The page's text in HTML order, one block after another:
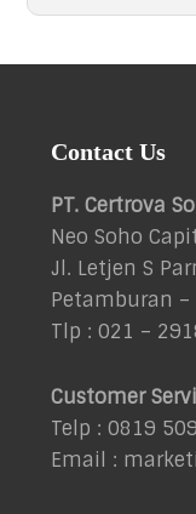
Contact Us
PT. Certrova
Neo Soho
Jl. Letjen S
Petamburan
Tlp : 021 –
Customer
Telp : 0819
Email :